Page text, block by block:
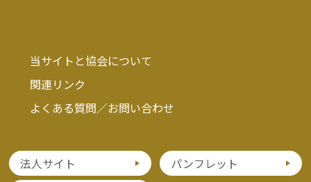
当サイトと協会について
関連リンク
よくある質問／お問い合わせ
法人サイト パンフレット